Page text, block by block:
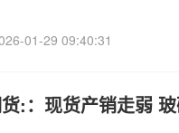
01-29 09:40:31
:：现货产销走弱